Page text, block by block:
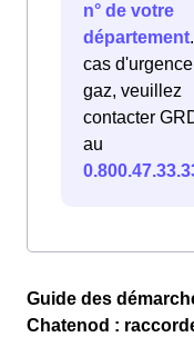
n° de votre
département
cas d'urgence
gaz, veuillez
contacter
au
Guide des
Chatenod :